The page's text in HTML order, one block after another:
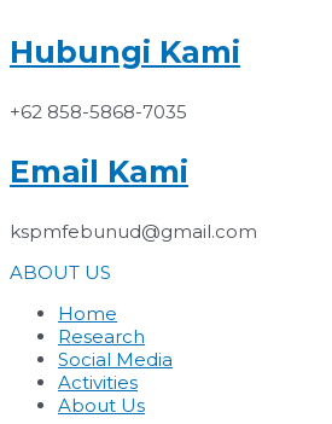
Hubungi Kami
+62 858-5868-7035
Email Kami
kspmfebunud@gmail.com
ABOUT US
Home
Research
Social Media
Activities
About Us